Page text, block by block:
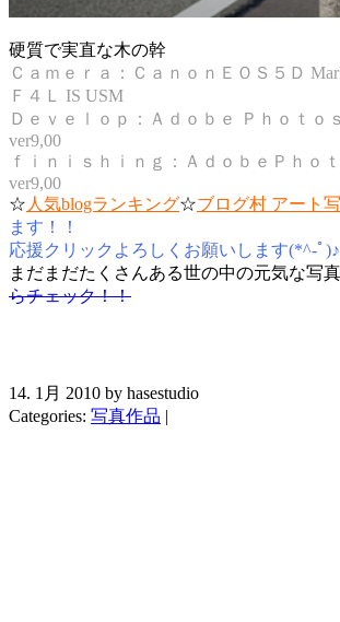
硬質で実直な木の幹
Ｃａｍｅｒａ：ＣａｎｏｎＥＯＳ５Ｄ
Ｆ４Ｌ IS USM
Ｄｅｖｅｌｏｐ：Ａｄｏｂｅ Ｐｈｏｔｏ
ver9,00
ｆｉｎｉｓｈｉｎｇ：ＡｄｏｂｅＰｈｏ
ver9,00
☆ 人気blogランキング☆ブログ村 アート
ます！！
応援クリックよろしくお願いします(*^-ﾟ)♪
まだまだたくさんある世の中の元気な写
らチェック！！
14. 1月 2010 by hasestudio
Categories: 写真作品 |